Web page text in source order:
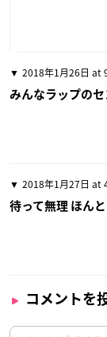
2018年1月26日 at
みんなラップの
2018年1月27日 at
待って無理 ほん
コメントを